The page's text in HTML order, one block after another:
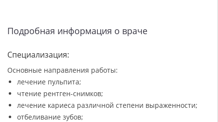
Подробная информация о враче
Специализация:
Основные направления работы:
лечение пульпита;
чтение рентген-снимков;
лечение кариеса различной степени выраженности;
отбеливание зубов;